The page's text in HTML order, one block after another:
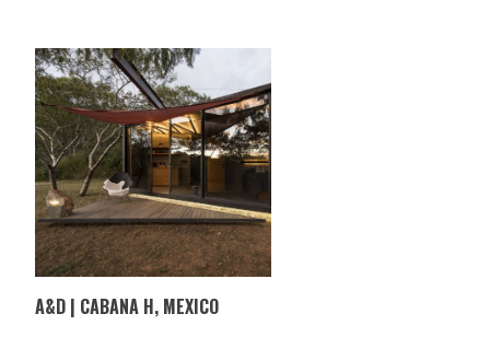
A&D | CABANA H, MEXICO